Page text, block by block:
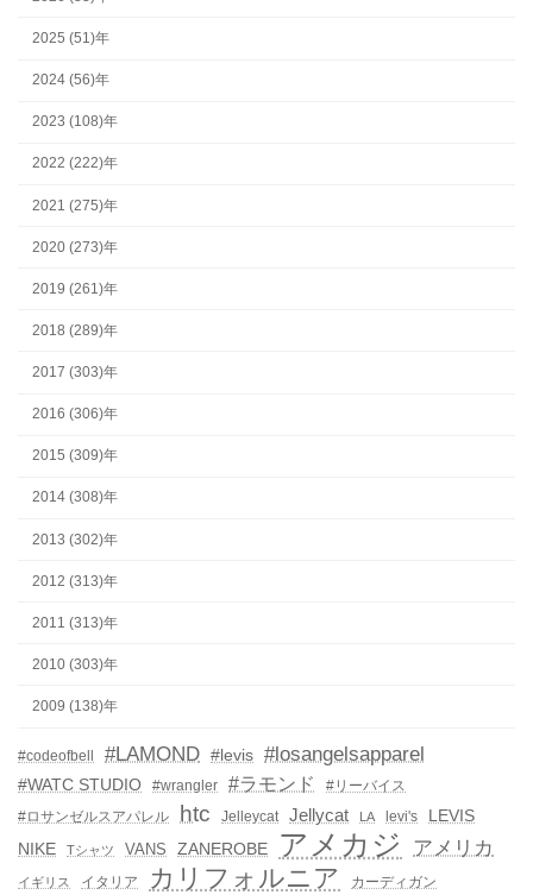
2025 (51)年
2024 (56)年
2023 (108)年
2022 (222)年
2021 (275)年
2020 (273)年
2019 (261)年
2018 (289)年
2017 (303)年
2016 (306)年
2015 (309)年
2014 (308)年
2013 (302)年
2012 (313)年
2011 (313)年
2010 (303)年
2009 (138)年
#codeofbell #LAMOND #levis #losangelsapparel
#WATC STUDIO #wrangler #ラモンド
#リーバイス
#ロサンゼルスアパレル
htc Jelleycat Jellycat LA levi's
LEVIS
NIKE
Tシャツ VANS ZANEROBE アメカジ アメリカ
イギリス イタリア カリフォルニア カーディガン